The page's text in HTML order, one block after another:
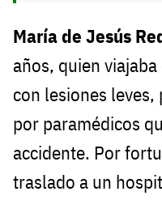
María de Jesús
años, quien
con lesiones
por paramédicos
accidente. Por
traslado a un